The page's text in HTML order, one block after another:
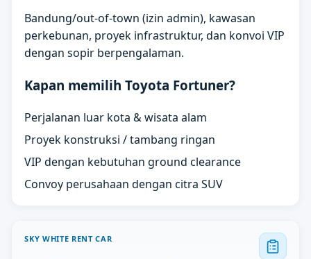
Bandung/out-of-town (izin admin), kawasan
perkebunan, proyek infrastruktur, dan konvoi VIP
dengan sopir berpengalaman.
Kapan memilih Toyota Fortuner?
Perjalanan luar kota & wisata alam
Proyek konstruksi / tambang ringan
VIP dengan kebutuhan ground clearance
Convoy perusahaan dengan citra SUV
SKY WHITE RENT CAR